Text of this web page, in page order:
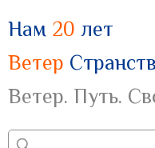
Нам 20 лет
Ветер
Ветер. Путь.